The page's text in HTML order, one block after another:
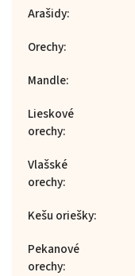
Arašidy:
Orechy:
Mandle:
Lieskové
orechy:
Vlašské
orechy:
Kešu oriešky:
Pekanové
orechy: